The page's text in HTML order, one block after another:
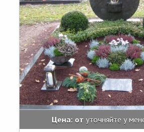
Цена: от уточняйте у